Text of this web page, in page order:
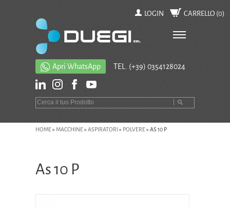
LOGIN CARRELLO (0)
Apri WhatsApp TEL. (+39) 0354128024
HOME» MACCHINE» ASPIRATORI » POLVERE» AS 10 P
As 10 P